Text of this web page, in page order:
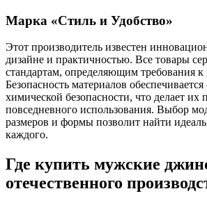
Марка «Стиль и Удобство»
Этот производитель известен
дизайне и практичностью. Все товары
стандартам, определяющим требования
Безопасность материалов
химической безопасности, что делает
повседневного использования. Выбор
размеров и формы позволит найти
каждого.
Где купить мужские
отечественного